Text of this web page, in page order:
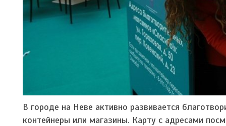
В городе на Неве активно развивается
контейнеры или магазины. Карту с адресами